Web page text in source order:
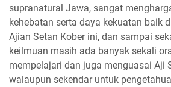
supranatural Jawa, sangat
kehebatan serta daya kekuatan baik
Ajian Setan Kober ini, dan sampai
keilmuan masih ada banyak sekali
mempelajari dan juga menguasai Aji
walaupun sekendar untuk